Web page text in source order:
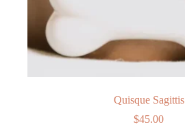
Quisque Sagittis
$45.00